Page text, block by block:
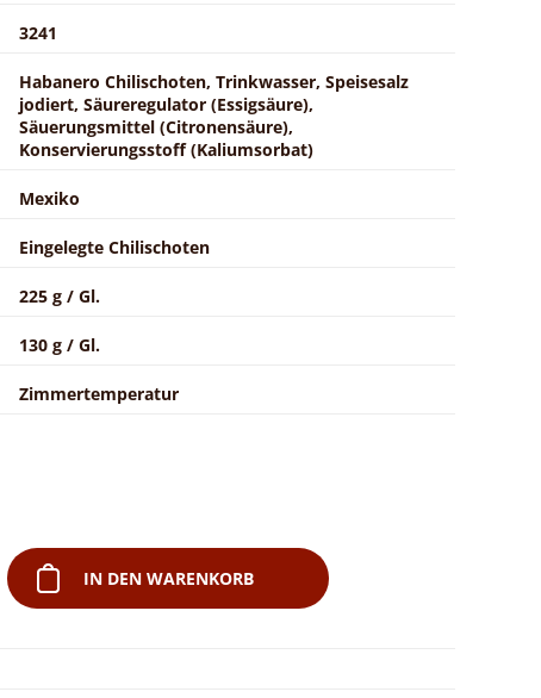
3241
Habanero Chilischoten, Trinkwasser, Speisesalz
jodiert, Säureregulator (Essigsäure),
Säuerungsmittel (Citronensäure),
Konservierungsstoff (Kaliumsorbat)
Mexiko
Eingelegte Chilischoten
225 g / Gl.
130 g / Gl.
Zimmertemperatur
IN DEN WARENKORB